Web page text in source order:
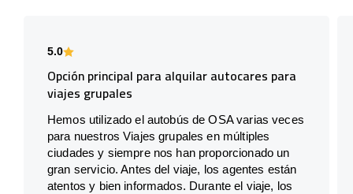
5.0
Opción principal para alquilar autocares para
viajes grupales
Hemos utilizado el autobús de OSA varias veces
para nuestros Viajes grupales en múltiples
ciudades y siempre nos han proporcionado un
gran servicio. Antes del viaje, los agentes están
atentos y bien informados. Durante el viaje, los